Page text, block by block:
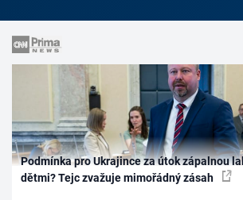
Podmínka pro Ukrajince za útok zápalnou
dětmi? Tejc zvažuje mimořádný zásah